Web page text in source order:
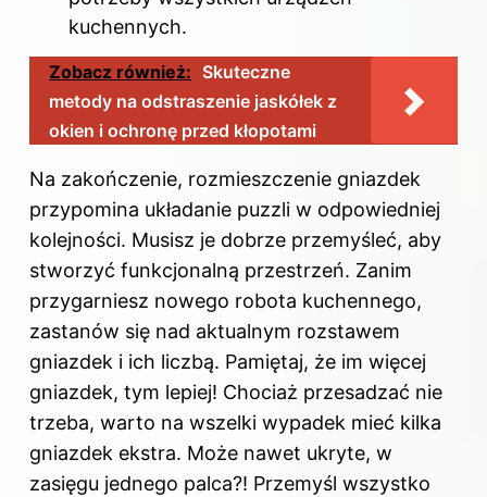
kuchennych.
Zobacz również: Skuteczne
metody na odstraszenie jaskółek z
okien i ochronę przed kłopotami
Na zakończenie, rozmieszczenie gniazdek
przypomina układanie puzzli w odpowiedniej
kolejności. Musisz je dobrze przemyśleć, aby
stworzyć funkcjonalną przestrzeń. Zanim
przygarniesz nowego robota kuchennego,
zastanów się nad aktualnym rozstawem
gniazdek i ich liczbą. Pamiętaj, że im więcej
gniazdek, tym lepiej! Chociaż przesadzać nie
trzeba, warto na wszelki wypadek mieć kilka
gniazdek ekstra. Może nawet ukryte, w
zasięgu jednego palca?! Przemyśl wszystko